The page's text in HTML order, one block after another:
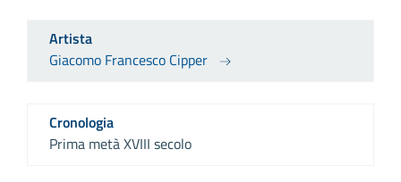
Artista
Giacomo Francesco Cipper
Cronologia
Prima metà XVIII secolo